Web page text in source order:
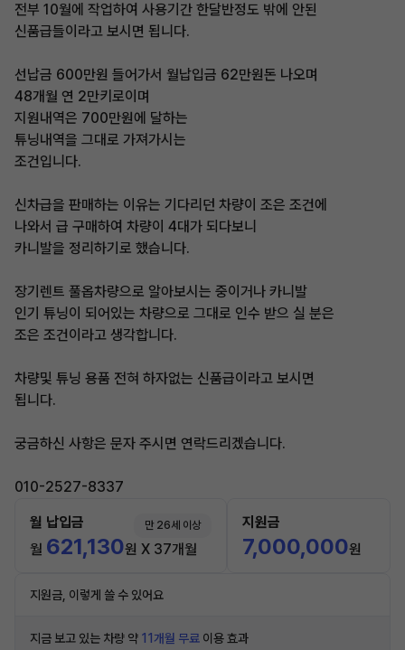
전부 10월에 작업하여 사용기간 한달반정도 밖에 안된
신품급들이라고 보시면 됩니다.
선납금 600만원 들어가서 월납입금 62만원돈 나오며
48개월 연 2만키로이며
지원내역은 700만원에 달하는
튜닝내역을 그대로 가져가시는
조건입니다.
신차급을 판매하는 이유는 기다리던 차량이 조은 조건에
나와서 급 구매하여 차량이 4대가 되다보니
카니발을 정리하기로 했습니다.
장기렌트 풀옵차량으로 알아보시는 중이거나 카니발
인기 튜닝이 되어있는 차량으로 그대로 인수 받으 실 분은
조은 조건이라고 생각합니다.
차량및 튜닝 용품 전혀 하자없는 신품급이라고 보시면
됩니다.
궁금하신 사항은 문자 주시면 연락드리겠습니다.
010-2527-8337
월 납입금 만 26세 이상
월 621,130원 X 37개월
지원금
7,000,000원
지원금, 이렇게 쓸 수 있어요
지금 보고 있는 차량 약 11개월 무료 이용 효과